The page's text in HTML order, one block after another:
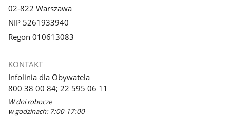
02-822 Warszawa
NIP 5261933940
Regon 010613083
KONTAKT
Infolinia dla Obywatela
800 38 00 84; 22 595 06 11
W dni robocze
w godzinach: 7:00-17:00